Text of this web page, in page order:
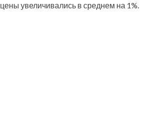
увеличивались в среднем на 1%.